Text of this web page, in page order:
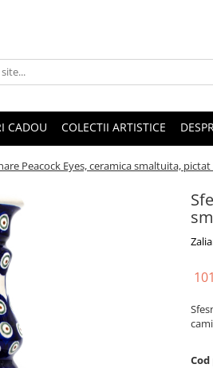
CADOU COLECTII ARTISTICE
Peacock Eyes, ceramica smaltuita, pictat